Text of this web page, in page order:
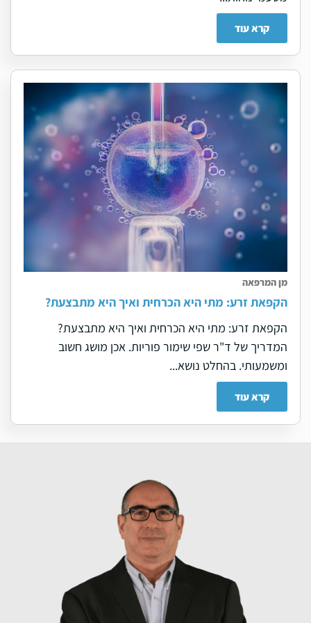
קרא עוד
מן המרפאה
הקפאת זרע: מתי היא הכרחית ואיך היא מתבצעת?
הקפאת זרע: מתי היא הכרחית ואיך היא מתבצעת?
המדריך של ד"ר שפי שימור פוריות. אכן מושג חשוב
ומשמעותי. בהחלט נושא...
קרא עוד